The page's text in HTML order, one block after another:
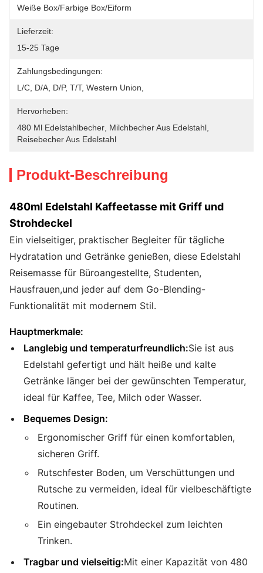
Weiße Box/farbige Box/Eiform
Lieferzeit:
15-25 Tage
Zahlungsbedingungen:
L/C, D/A, D/P, T/T, Western Union,
Hervorheben:
480 Ml Edelstahlbecher Milchbecher Aus Edelstahl
Reisebecher Aus Edelstahl
Produkt-Beschreibung
480ml Edelstahl Kaffeetasse mit Griff und
Strohdeckel
Ein vielseitiger, praktischer Begleiter für tägliche
Hydratation und Getränke genießen, diese Edelstahl
Reisemasse für Büroangestellte, Studenten,
Hausfrauen,und jeder auf dem Go-Blending-
Funktionalität mit modernem Stil.
Hauptmerkmale:
Langlebig und temperaturfreundlich:Sie ist aus
Edelstahl gefertigt und hält heiße und kalte
Getränke länger bei der gewünschten Temperatur,
ideal für Kaffee, Tee, Milch oder Wasser.
Bequemes Design:
Ergonomischer Griff für einen komfortablen,
sicheren Griff.
Rutschfester Boden, um Verschüttungen und
Rutsche zu vermeiden, ideal für vielbeschäftigte
Routinen.
Ein eingebauter Strohdeckel zum leichten
Trinken.
Tragbar und vielseitig:Mit einer Kapazität von 480